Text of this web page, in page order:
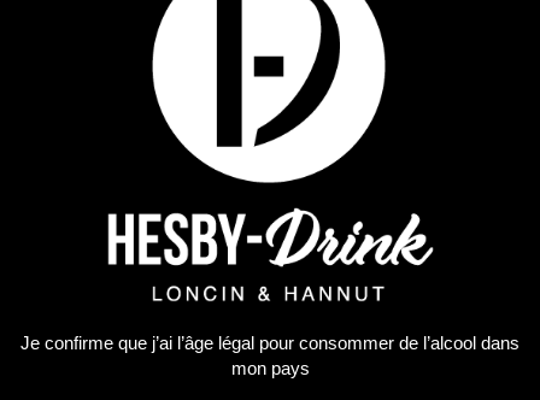
Je confirme que j’ai l’âge légal pour consommer de l’alcool dans
mon pays